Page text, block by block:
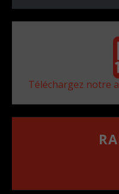
Téléchargez notre